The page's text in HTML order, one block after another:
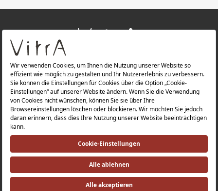
ÜBER UNS
PRODUKTE
Datenschutzerklärung |Impressum |
Investorenbeziehung |